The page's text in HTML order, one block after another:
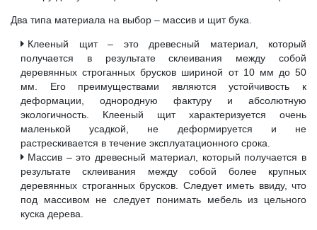
Два типа материала на выбор – массив и щит бука.
Клееный щит – это древесный материал, который
получается в результате склеивания между собой
деревянных строганных брусков шириной от 10 мм до 50
мм. Его преимуществами являются устойчивость к
деформации, однородную фактуру и абсолютную
экологичность. Клееный щит характеризуется очень
маленькой усадкой, не деформируется и не
растрескивается в течение эксплуатационного срока.
Массив – это древесный материал, который получается в
результате склеивания между собой более крупных
деревянных строганных брусков. Следует иметь ввиду, что
под массивом не следует понимать мебель из цельного
куска дерева.